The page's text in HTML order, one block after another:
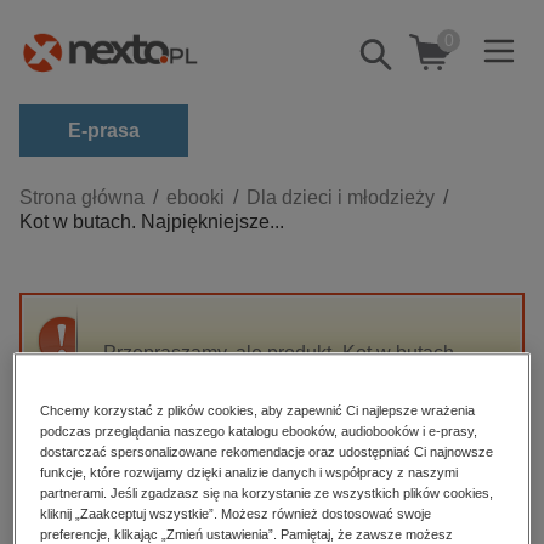
Pokaż/schowaj
wyszukiwarkę
0
E-prasa
Kategorie
Zobacz wszystkie E-prasa
budownictwo, aranżacja wnętrz
darmowe wydania
edukacja
hobby, sport, rozrywka
komputery, internet, technologie, informatyka
Strona główna ebooki
Dla dzieci i młodzieży
Kot w butach. Najpiękniejsze...
Przepraszamy, ale produkt „Kot w butach.
High-contrast mode
Polecane
Chcemy korzystać z plików cookies, aby zapewnić Ci najlepsze wrażenia
podczas przeglądania naszego katalogu ebooków, audiobooków i e-prasy,
dostarczać spersonalizowane rekomendacje oraz udostępniać Ci najnowsze
funkcje, które rozwijamy dzięki analizie danych i współpracy z naszymi
partnerami. Jeśli zgadzasz się na korzystanie ze wszystkich plików cookies,
kliknij „Zaakceptuj wszystkie”. Możesz również dostosować swoje
preferencje, klikając „Zmień ustawienia”. Pamiętaj, że zawsze możesz